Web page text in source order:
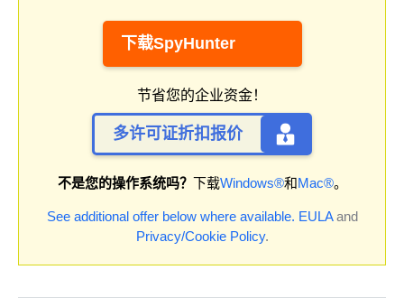
下载SpyHunter
节省您的企业资金！
多许可证折扣报价
不是您的操作系统吗？ 下载Windows®和Mac®。
See additional offer below where available. EULAand
Privacy/Cookie Policy.